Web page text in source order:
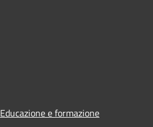
Educazione e formazione